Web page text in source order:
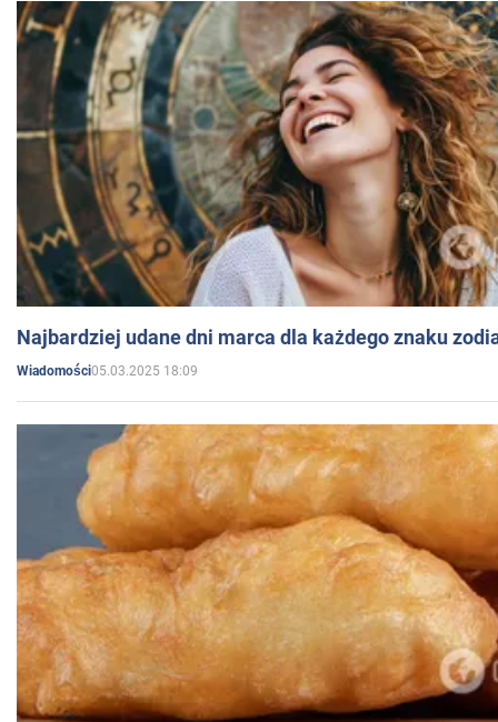
Najbardziej udane dni marca dla każdego znaku
Wiadomości05.03.2025 18:09